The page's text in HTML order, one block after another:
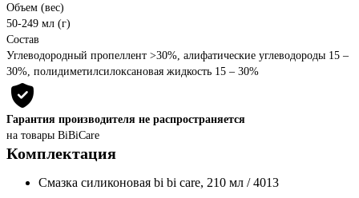
Объем (вес)
50-249 мл (г)
Состав
Углеводородный пропеллент >30%, алифатические углеводороды 15 –
30%, полидиметилсилоксановая жидкость 15 – 30%
Гарантия производителя не распространяется
на товары BiBiCare
Комплектация
Смазка силиконовая bi bi care, 210 мл / 4013